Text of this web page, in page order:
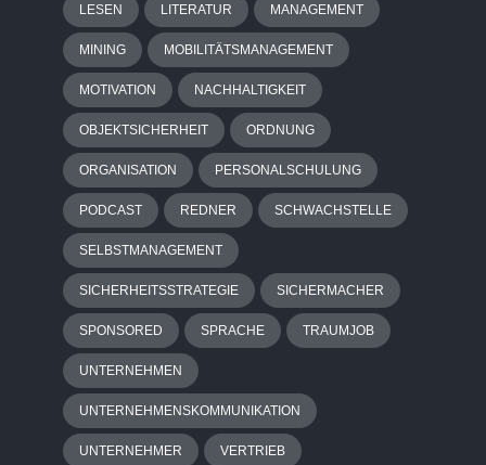
LESEN LITERATUR MANAGEMENT
MINING MOBILITÄTSMANAGEMENT
MOTIVATION NACHHALTIGKEIT
OBJEKTSICHERHEIT ORDNUNG
ORGANISATION PERSONALSCHULUNG
PODCAST REDNER SCHWACHSTELLE
SELBSTMANAGEMENT
SICHERHEITSSTRATEGIE SICHERMACHER
SPONSORED SPRACHE TRAUMJOB
UNTERNEHMEN
UNTERNEHMENSKOMMUNIKATION
UNTERNEHMER VERTRIEB